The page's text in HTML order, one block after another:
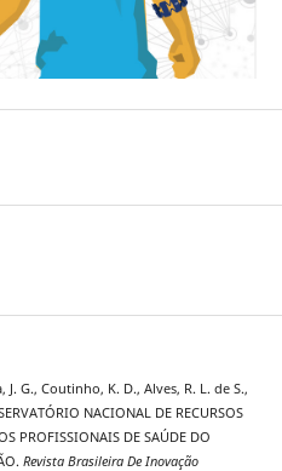
G., Coutinho, K. D., Alves, R. L. de S.,
NACIONAL DE RECURSOS
PROFISSIONAIS DE SAÚDE DO
Revista Brasileira De Inovação